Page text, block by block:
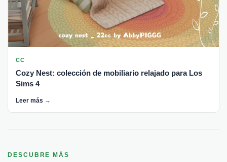
CC
Cozy Nest: colección de mobiliario relajado para Los
Sims 4
Leer más →
DESCUBRE MÁS